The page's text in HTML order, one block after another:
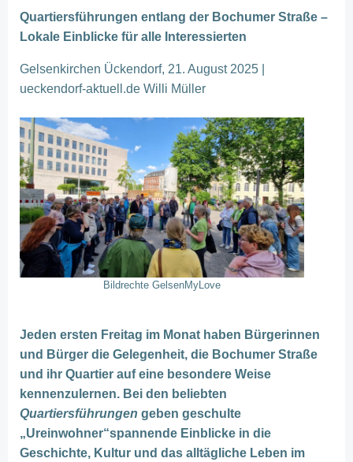
Quartiersführungen entlang der Bochumer Straße –
Lokale Einblicke für alle Interessierten
Gelsenkirchen Ückendorf, 21. August 2025 |
ueckendorf-aktuell.de Willi Müller
Bildrechte GelsenMyLove
Jeden ersten Freitag im Monat haben Bürgerinnen
und Bürger die Gelegenheit, die Bochumer Straße
und ihr Quartier auf eine besondere Weise
kennenzulernen. Bei den beliebten
Quartiersführungen geben geschulte
„Ureinwohner“spannende Einblicke in die
Geschichte, Kultur und das alltägliche Leben im